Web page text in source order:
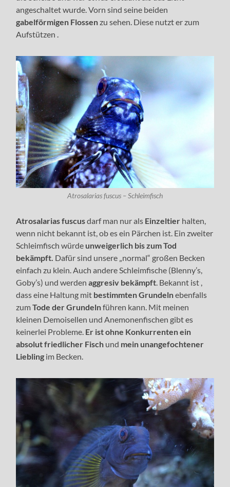
angeschaltet wurde. Vorn sind seine beiden
gabelförmigen Flossenzu sehen. Diese nutzt er zum
Aufstützen .
Atrosalarias fuscus – Schleimfisch
Atrosalarias fuscusdarf man nur als Einzeltier halten,
wenn nicht bekannt ist, ob es ein Pärchen ist. Ein zweiter
Schleimfisch würde unweigerlich bis zum Tod
bekämpft. Dafür sind unsere „normal“ großen Becken
einfach zu klein. Auch andere Schleimfische (Blenny’s,
Goby’s) und werden aggresiv bekämpft. Bekannt ist ,
dass eine Haltung mit bestimmten Grundelnebenfalls
zumTode der Grundelnführen kann. Mit meinen
kleinen Demoisellen und Anemonenfischen gibt es
keinerlei Probleme. Er ist ohne Konkurrenten ein
absolut friedlicher Fisch und mein unangefochtener
Liebling im Becken.